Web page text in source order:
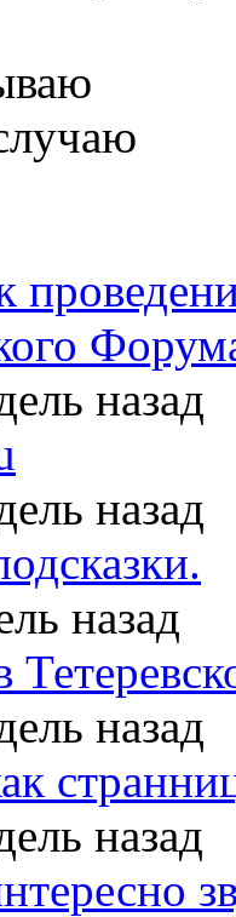
назад
назад
назад
назад
назад